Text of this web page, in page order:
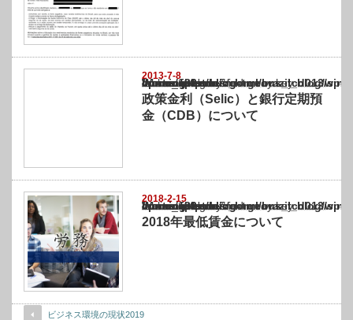
2013-7-8
Warning
: Undefined array key "show_category" in
/home/netst/kuno-cpa.co.jp/public_html/brazil_blog/wp-content/themes/
on line183
政策金利（Selic）と銀行定期預
金（CDB）について
2018-2-15
Warning
: Undefined array key "show_category" in
/home/netst/kuno-cpa.co.jp/public_html/brazil_blog/wp-content/themes/
on line183
2018年最低賃金について
ビジネス環境の現状2019